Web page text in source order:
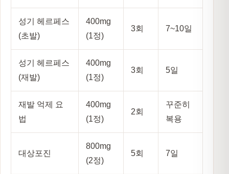
성기 헤르페스
(초발)
400mg
(1정)
3회 7~10일
성기 헤르페스
(재발)
400mg
(1정)
3회 5일
재발 억제 요
법
400mg
(1정)
2회
꾸준히
복용
대상포진
800mg
(2정)
5회 7일